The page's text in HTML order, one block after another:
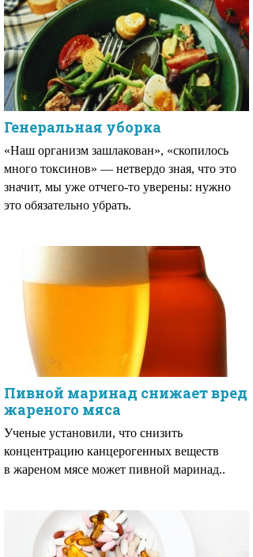
Генеральная уборка
«Наш организм зашлакован», «скопилось
много токсинов» — нетвердо зная, что это
значит, мы уже отчего-то уверены: нужно
это обязательно убрать.
Пивной маринад снижает вред
жареного мяса
Ученые установили, что снизить
концентрацию канцерогенных веществ
в жареном мясе может пивной маринад..